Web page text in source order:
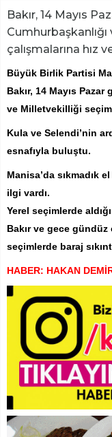
Bakır, 14 Mayıs
çalışmalarına hız
Büyük Birlik Partisi
Bakır, 14 Mayıs
ve Milletvekilliği
Kula ve Selendi’nin
esnafıyla buluştu.
Manisa’da sıkmadık
ilgi vardı.
Yerel seçimlerde
Bakır ve gece gündüz
seçimlerde baraj
HABER: HAKAN